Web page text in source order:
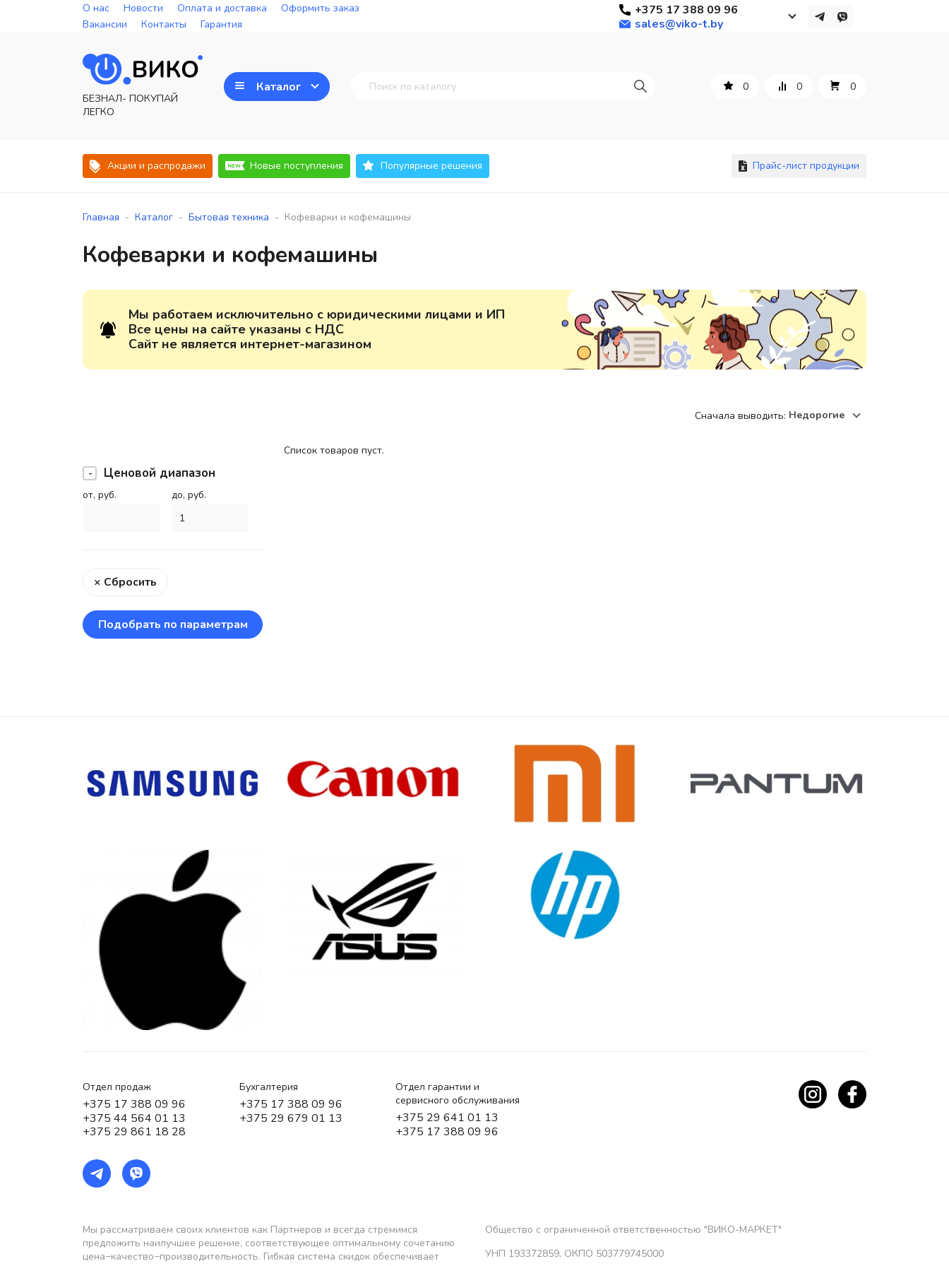
О нас Новости Оплата и доставка
Оформить заказ
Вакансии
Контакты Гарантия
+375 17 388 09 96
sales@viko-t.by
+375 17 388 09 96
Контакты
220118, г. Минск, ул. Крупской, д.
17, пом. 38, оф. №1
БЕЗНАЛ- ПОКУПАЙ
ЛЕГКО
Каталог 0 0 0
Акции и распродажи Новые поступления Популярные решения Прайс-лист продукции
Главная - Каталог - Бытовая техника - Кофеварки и кофемашины
Кофеварки и кофемашины
Мы работаем исключительно с юридическими лицами и ИП
Все цены на сайте указаны с НДС
Сайт не является интернет-магазином
Сначала выводить: Недорогие
Ценовой диапазон
от, руб. до, руб.
× Сбросить
Подобрать по параметрам
Список товаров пуст.
Отдел продаж
+375 17 388 09 96
+375 44 564 01 13
+375 29 861 18 28
Бухгалтерия
+375 17 388 09 96
+375 29 679 01 13
Отдел гарантии и
сервисного обслуживания
+375 29 641 01 13
+375 17 388 09 96
Мы рассматриваем своих клиентов как Партнеров и всегда стремимся
предложить наилучшее решение, соответствующее оптимальному сочетанию
цена−качество−производительность. Гибкая система скидок обеспечивает
Общество с ограниченной ответственностью "ВИКО-МАРКЕТ"
УНП 193372859, ОКПО 503779745000